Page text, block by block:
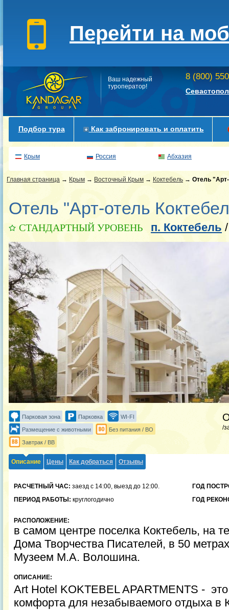
Перейти на
Ваш надежный
туроператор!
8 (800)
Подбор тура Как забронировать и оплатить
Крым Россия Абхазия
Главная страница → Крым → Восточный Крым → Коктебель → Отель
Отель "Арт-отель
СТАНДАРТНЫЙ УРОВЕНЬ п. Коктебель
Парковая зона Парковка WI-FI
Размещение с животными Без питания / BO
Завтрак / BB
/
Описание Цены Как добраться Отзывы
РАСЧЕТНЫЙ ЧАС: заезд с 14:00, выезд до 12:00.
ГОД
ПЕРИОД РАБОТЫ: круглогодично ГОД
РАСПОЛОЖЕНИЕ:
в самом центре поселка Коктебель, на
Дома Творчества Писателей, в 50
Музеем М.А. Волошина.
ОПИСАНИЕ:
Art Hotel KOKTEBEL APARTMENTS -
комфорта для незабываемого отдыха в